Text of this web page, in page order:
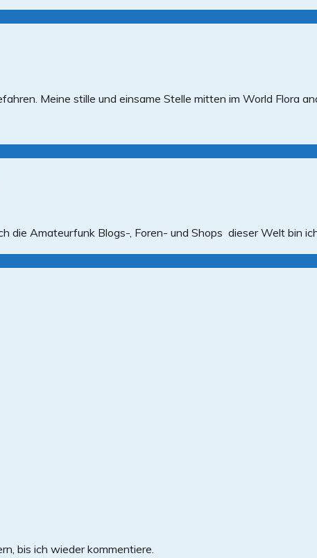
Meine stille und einsame Stelle mitten im World Flora
die Amateurfunk Blogs-, Foren- und Shops dieser Welt bin
bis ich wieder kommentiere.